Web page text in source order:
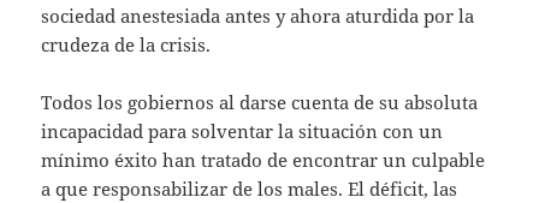
sociedad anestesiada antes y ahora aturdida por la
crudeza de la crisis.
Todos los gobiernos al darse cuenta de su absoluta
incapacidad para solventar la situación con un
mínimo éxito han tratado de encontrar un culpable
a que responsabilizar de los males. El déficit, las